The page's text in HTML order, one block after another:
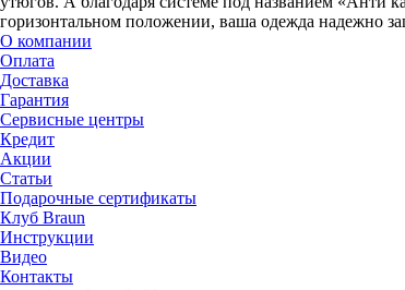
горизонтальном положении, ваша одежда надежно
О компании
Оплата
Доставка
Гарантия
Сервисные центры
Кредит
Акции
Статьи
Подарочные сертификаты
Клуб Braun
Инструкции
Видео
Контакты